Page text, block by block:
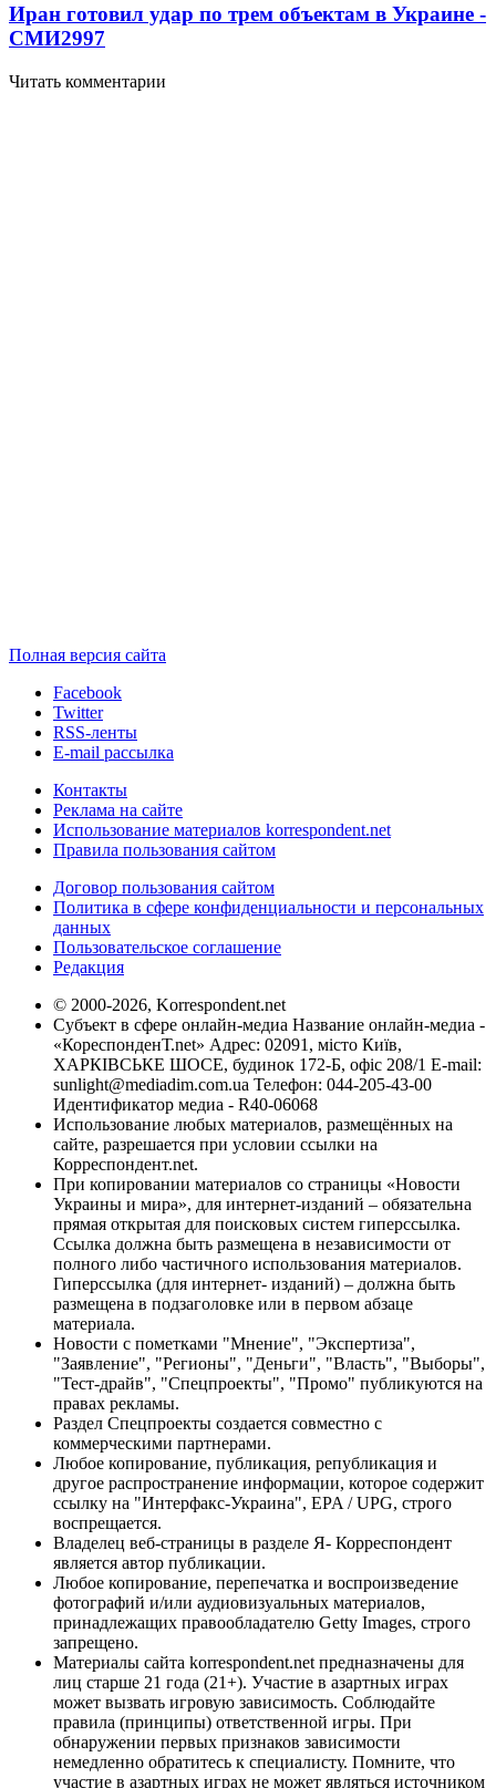
Иран готовил удар по трем объектам в Украине -
СМИ2997
Читать комментарии
Полная версия сайта
Facebook
Twitter
RSS-ленты
E-mail рассылка
Контакты
Реклама на сайте
Использование материалов korrespondent.net
Правила пользования сайтом
Договор пользования сайтом
Политика в сфере конфиденциальности и персональных
данных
Пользовательское соглашение
Редакция
© 2000-2026, Korrespondent.net
Субъект в сфере онлайн-медиа Название онлайн-медиа -
«КореспонденТ.net» Адрес: 02091, місто Київ,
ХАРКІВСЬКЕ ШОСЕ, будинок 172-Б, офіс 208/1 E-mail:
sunlight@mediadim.com.ua Телефон: 044-205-43-00
Идентификатор медиа - R40-06068
Использование любых материалов, размещённых на
сайте, разрешается при условии ссылки на
Корреспондент.net.
При копировании материалов со страницы «Новости
Украины и мира», для интернет-изданий – обязательна
прямая открытая для поисковых систем гиперссылка.
Ссылка должна быть размещена в независимости от
полного либо частичного использования материалов.
Гиперссылка (для интернет- изданий) – должна быть
размещена в подзаголовке или в первом абзаце
материала.
Новости с пометками "Мнение", "Экспертиза",
"Заявление", "Регионы", "Деньги", "Власть", "Выборы",
"Тест-драйв", "Спецпроекты", "Промо" публикуются на
правах рекламы.
Раздел Спецпроекты создается совместно с
коммерческими партнерами.
Любое копирование, публикация, републикация и
другое распространение информации, которое содержит
ссылку на "Интерфакс-Украина", EPA / UPG, строго
воспрещается.
Владелец веб-страницы в разделе Я- Корреспондент
является автор публикации.
Любое копирование, перепечатка и воспроизведение
фотографий и/или аудиовизуальных материалов,
принадлежащих правообладателю Getty Images, строго
запрещено.
Материалы сайта korrespondent.net предназначены для
лиц старше 21 года (21+). Участие в азартных играх
может вызвать игровую зависимость. Соблюдайте
правила (принципы) ответственной игры. При
обнаружении первых признаков зависимости
немедленно обратитесь к специалисту. Помните, что
участие в азартных играх не может являться источником